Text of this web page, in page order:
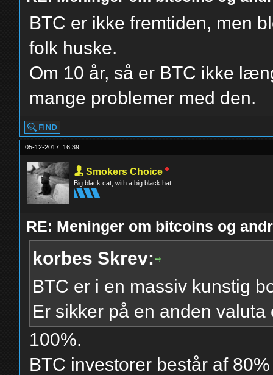
BTC er ikke fremtiden, men
folk huske.
Om 10 år, så er BTC ikke
mange problemer med den.
05-12-2017, 16:39
Smokers Choice
Big black cat, with a big black hat.
RE: Meninger om bitcoins og
korbes Skrev:
BTC er i en massiv kunstig
Er sikker på en anden valuta
100%.
BTC investorer består af